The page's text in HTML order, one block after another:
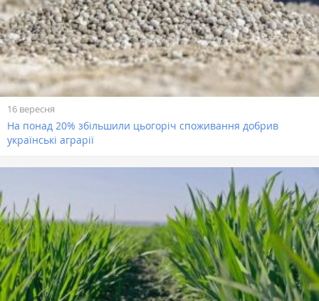
16 вересня
На понад 20% збільшили цьогоріч споживання добрив
українські аграрії